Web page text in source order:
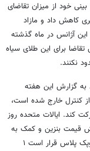
بینی خود از میزان تقاضای
به میزان چشمگیری کاهش داد و مازاد
که این آژانس در ماه گذشته
برای این طلای سیاه
نکنند.
به گزارش این هفته
کنترل خارج شده است،
کند. ایالات متحده روز
قیمت بنزین و کمک به
بهبود اقتصاد جهانی، تولید نفت خود را افزایش دهد. اوپک پلاس قرار است ۱